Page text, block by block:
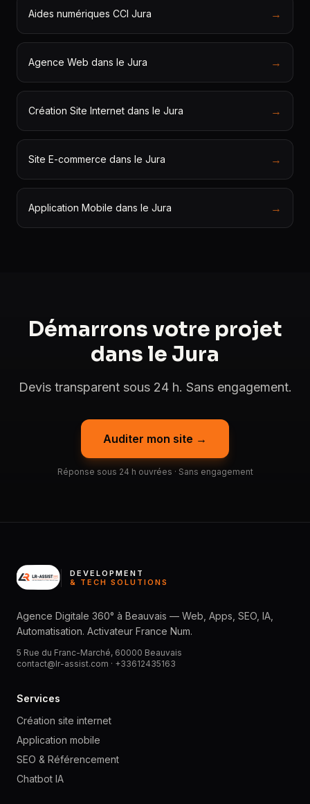
Aides numériques CCI Jura →
Agence Web dans le Jura →
Création Site Internet dans le Jura →
Site E-commerce dans le Jura →
Application Mobile dans le Jura →
Démarrons votre projet
dans le Jura
Devis transparent sous 24 h. Sans engagement.
Auditer mon site →
Réponse sous 24 h ouvrées · Sans engagement
DEVELOPMENT
& TECH SOLUTIONS
Agence Digitale 360° à Beauvais — Web, Apps, SEO, IA,
Automatisation. Activateur France Num.
5 Rue du Franc-Marché, 60000 Beauvais
contact@lr-assist.com · +33612435163
Services
Création site internet
Application mobile
SEO & Référencement
Chatbot IA